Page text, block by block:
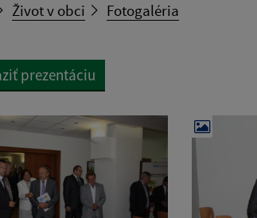
Život v obci Fotogaléria
prezentáciu